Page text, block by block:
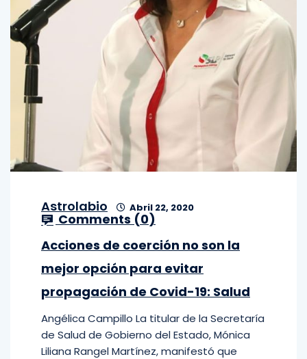
Astrolabio Abril 22, 2020
Comments (0)
Acciones de coerción no son la
mejor opción para evitar
propagación de Covid-19: Salud
Angélica Campillo La titular de la Secretaría
de Salud de Gobierno del Estado, Mónica
Liliana Rangel Martínez, manifestó que